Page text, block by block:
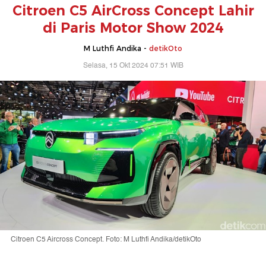
Citroen C5 AirCross Concept Lahir
di Paris Motor Show 2024
M Luthfi Andika - detikOto
Selasa, 15 Okt 2024 07:51 WIB
Citroen C5 Aircross Concept. Foto: M Luthfi Andika/detikOto